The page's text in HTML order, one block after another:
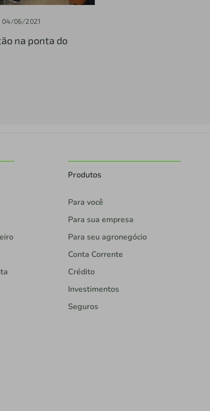
04/06/2021
na ponta do
Produtos
Para você
Para sua empresa
Para seu agronegócio
Conta Corrente
Crédito
Investimentos
Seguros